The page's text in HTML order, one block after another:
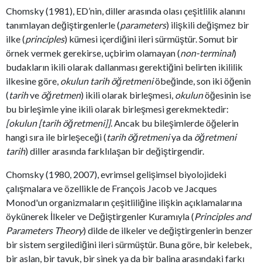
Chomsky (1981), ED’nin, diller arasında olası çeşitlilik alanını
tanımlayan değiştirgenlerle (parameters) ilişkili değişmez bir
ilke (principles) kümesi içerdiğini ileri sürmüştür. Somut bir
örnek vermek gerekirse, uçbirim olamayan (non-terminal)
budakların ikili olarak dallanması gerektiğini belirten ikililik
ilkesine göre, okulun tarih öğretmeniöbeğinde, son iki öğenin
(tarihve öğretmen) ikili olarak birleşmesi, okulunöğesinin ise
bu birleşimle yine ikili olarak birleşmesi gerekmektedir:
[okulun [tarih öğretmeni]]. Ancak bu bileşimlerde öğelerin
hangi sıra ile birleşeceği (tarih öğretmeniya da öğretmeni
tarih) diller arasında farklılaşan bir değiştirgendir.
Chomsky (1980, 2007), evrimsel gelişimsel biyolojideki
çalışmalara ve özellikle de François Jacob ve Jacques
Monod'un organizmaların çeşitliliğine ilişkin açıklamalarına
öykünerek İlkeler ve Değiştirgenler Kuramıyla (Principles and
Parameters Theory) dilde de ilkeler ve değiştirgenlerin benzer
bir sistem sergilediğini ileri sürmüştür. Buna göre, bir kelebek,
bir aslan, bir tavuk, bir sinek ya da bir balina arasındaki farkı